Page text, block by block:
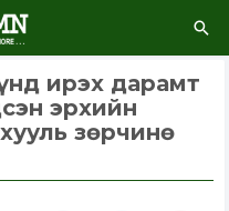
ирэх дарамт
эрхийн
зөрчинө